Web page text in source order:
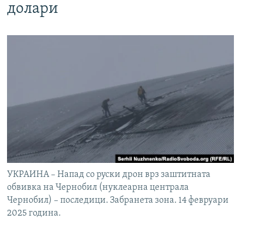
долари
УКРАИНА – Напад со руски дрон врз заштитната
обвивка на Чернобил (нуклеарна централа
Чернобил) – последици. Забранета зона. 14 февруари
2025 година.